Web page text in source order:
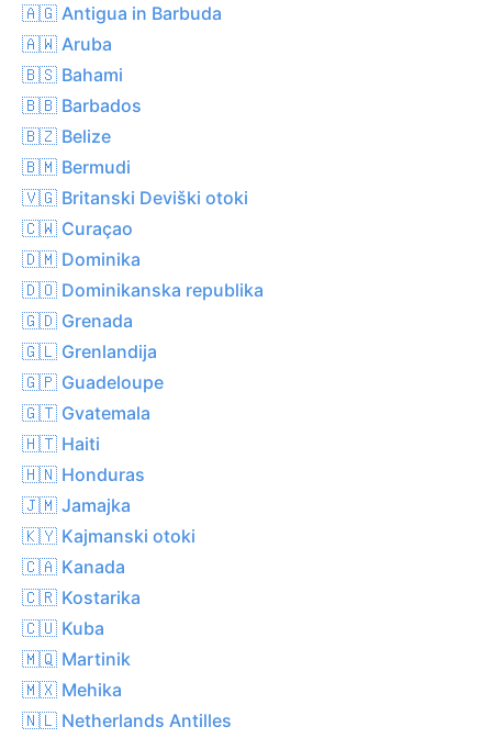
🇦🇬 Antigua in Barbuda
🇦🇼 Aruba
🇧🇸 Bahami
🇧🇧 Barbados
🇧🇿 Belize
🇧🇲 Bermudi
🇻🇬 Britanski Deviški otoki
🇨🇼 Curaçao
🇩🇲 Dominika
🇩🇴 Dominikanska republika
🇬🇩 Grenada
🇬🇱 Grenlandija
🇬🇵 Guadeloupe
🇬🇹 Gvatemala
🇭🇹 Haiti
🇭🇳 Honduras
🇯🇲 Jamajka
🇰🇾 Kajmanski otoki
🇨🇦 Kanada
🇨🇷 Kostarika
🇨🇺 Kuba
🇲🇶 Martinik
🇲🇽 Mehika
🇳🇱 Netherlands Antilles